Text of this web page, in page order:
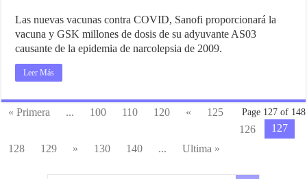
Las nuevas vacunas contra COVID, Sanofi proporcionará la
vacuna y GSK millones de dosis de su adyuvante AS03
causante de la epidemia de narcolepsia de 2009.
Leer Más
Page 127 of 148
« Primera ... 100 110 120 «
125
126
127
128
129 » 130 140 ... Ultima »